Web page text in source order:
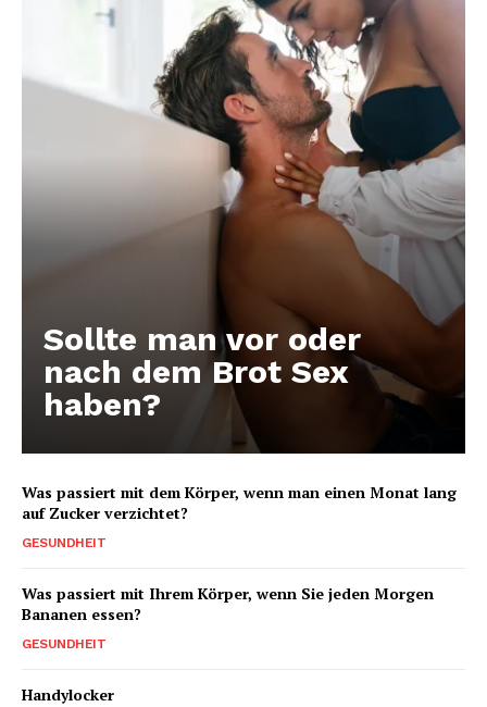
Sollte man vor oder
nach dem Brot Sex
haben?
Was passiert mit dem Körper, wenn man einen Monat lang
auf Zucker verzichtet?
GESUNDHEIT
Was passiert mit Ihrem Körper, wenn Sie jeden Morgen
Bananen essen?
GESUNDHEIT
Handylocker